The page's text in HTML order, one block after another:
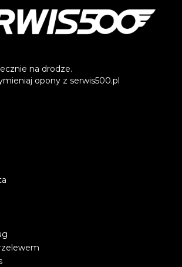
na drodze.
opony z serwis500.pl